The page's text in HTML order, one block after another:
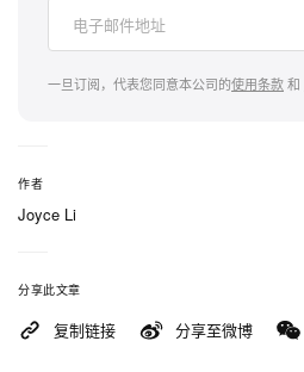
一旦订阅，代表您同意本公司的使用条款和
作者
Joyce Li
分享此文章
复制链接 分享至微博